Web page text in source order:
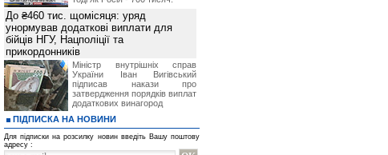
До ₴460 тис. щомісяця: уряд
унормував додаткові виплати для
бійців НГУ, Нацполіції та
прикордонників
Міністр внутрішніх справ
України Іван Вигівський
підписав накази про
затвердження порядків виплат
додаткових винагород
ПІДПИСКА НА НОВИНИ
Для підписки на розсилку новин введіть Вашу поштову
адресу :